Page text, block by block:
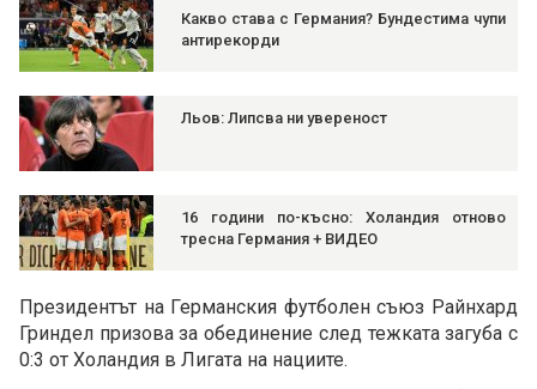
Какво става с Германия? Бундестима чупи
антирекорди
Льов: Липсва ни увереност
16 години по-късно: Холандия отново
тресна Германия + ВИДЕО
Президентът на Германския футболен съюз Райнхард
Гриндел призова за обединение след тежката загуба с
0:3 от Холандия в Лигата на нациите.